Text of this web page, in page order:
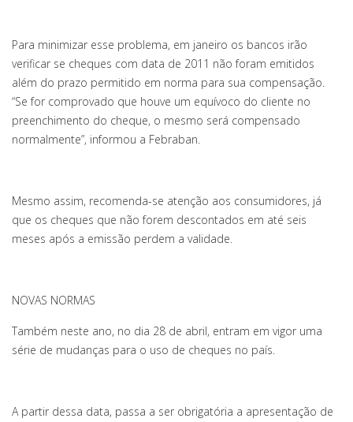
Para minimizar esse problema, em janeiro os bancos irão
verificar se cheques com data de 2011 não foram emitidos
além do prazo permitido em norma para sua compensação.
“Se for comprovado que houve um equívoco do cliente no
preenchimento do cheque, o mesmo será compensado
normalmente”, informou a Febraban.
Mesmo assim, recomenda-se atenção aos consumidores, já
que os cheques que não forem descontados em até seis
meses após a emissão perdem a validade.
NOVAS NORMAS
Também neste ano, no dia 28 de abril, entram em vigor uma
série de mudanças para o uso de cheques no país.
A partir dessa data, passa a ser obrigatória a apresentação de